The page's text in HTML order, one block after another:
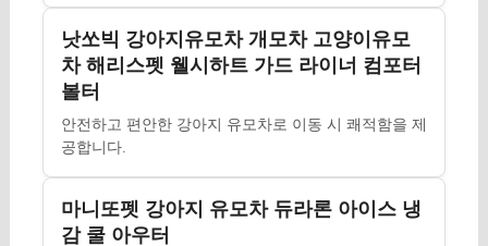
낫쏘빅 강아지유모차 개모차 고양이유모
차 해리스펫 웰시하트 가드 라이너 컴포터
볼터
안전하고 편안한 강아지 유모차로 이동 시 쾌적함을 제
공합니다.
마니또펫 강아지 유모차 듀라론 아이스 냉
감 쿨 아우터